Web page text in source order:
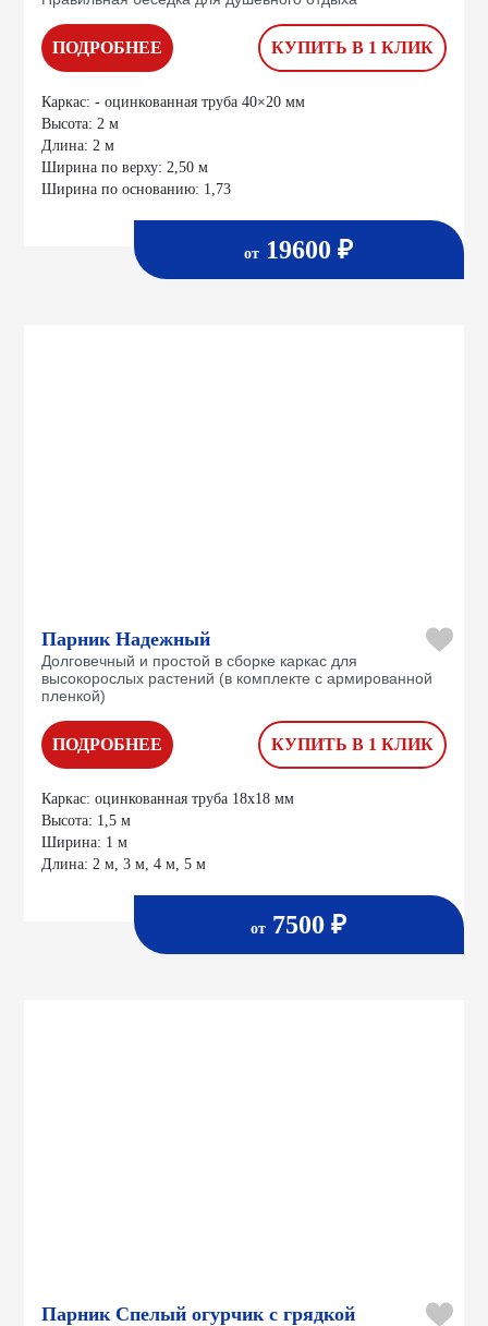
ПОДРОБНЕЕ КУПИТЬ В 1 КЛИК
Каркас:- оцинкованная труба 40×20 мм
Высота:2 м
Длина:2 м
Ширина по верху:2,50 м
Ширина по основанию: 1,73
от 19600 ₽
Парник Надежный
Долговечный и простой в сборке каркас для
высокорослых растений (в комплекте с армированной
пленкой)
ПОДРОБНЕЕ КУПИТЬ В 1 КЛИК
Каркас:оцинкованная труба 18х18 мм
Высота: 1,5 м
Ширина: 1 м
Длина:2 м, 3 м, 4 м, 5 м
от 7500 ₽
Парник Спелый огурчик с грядкой